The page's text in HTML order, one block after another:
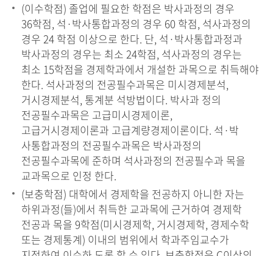
(이수학점) 졸업에 필요한 학점은 박사과정의 경우
36학점, 석·박사통합과정의 경우 60 학점, 석사과정의
경우 24 학점 이상으로 한다. 단, 석·박사통합과정과
박사과정의 경우는 최소 24학점, 석사과정의 경우는
최소 15학점을 경제학과에서 개설한 과목으로 취득해야
한다. 석사과정의 전공필수과목은 미시경제분석,
거시경제분석, 통계분 석방법이다. 박사과 정의
전공필수과목은 고급미시경제이론,
고급거시경제이론과 고급계량경제이론이다. 석·박
사통합과정의 전공필수과목은 박사과정의
전공필수과목에 준하며 석사과정의 전공필수과 목을
교과목으로 인정 한다.
(보충학점) 대학에서 경제학을 전공하지 아니한 자는
하위과정(들)에서 취득한 교과목에 근거하여 경제학
전공과 목을 9학점(미시경제학, 거시경제학, 경제수학
또는 경제통계) 이내의 범위에서 학과주임교수가